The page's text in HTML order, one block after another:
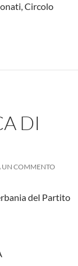
Circolo
DI
UN COMMENTO
del Partito